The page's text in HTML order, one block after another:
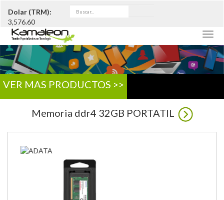
Dolar (TRM):
3,576.60
VER MAS PRODUCTOS >>
Memoria ddr4 32GB PORTATIL